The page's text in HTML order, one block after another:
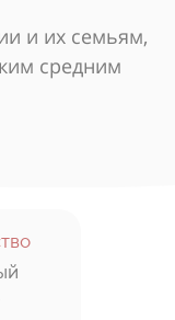
и их семьям,
средним